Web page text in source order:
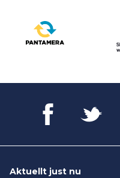
Aktuellt just nu